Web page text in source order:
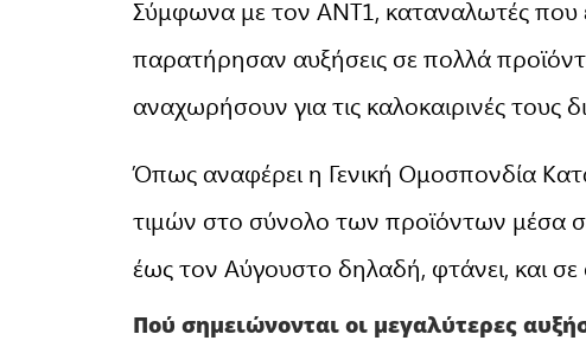
Σύμφωνα με τον ΑΝΤ1, καταναλωτές που
παρατήρησαν αυξήσεις σε πολλά
αναχωρήσουν για τις καλοκαιρινές τους
Όπως αναφέρει η Γενική Ομοσπονδία
τιμών στο σύνολο των προϊόντων μέσα
έως τον Αύγουστο δηλαδή, φτάνει, και σε
Πού σημειώνονται οι μεγαλύτερες